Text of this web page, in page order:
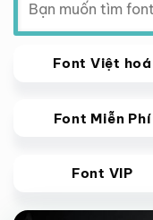
kiếm:
Font Việt hoá
Font Miễn Phí
Font VIP